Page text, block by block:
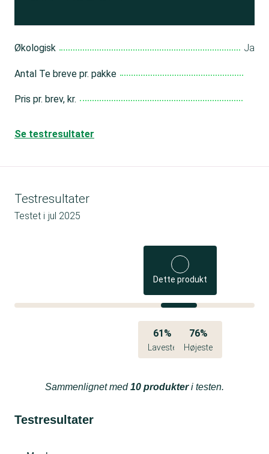
Økologisk Ja
Antal Te breve pr. pakke
Pris pr. brev, kr.
Se testresultater
Testresultater
Testet i jul 2025
Dette produkt
61%
Laveste
76%
Højeste
Sammenlignet med10 produkteri testen.
Testresultater